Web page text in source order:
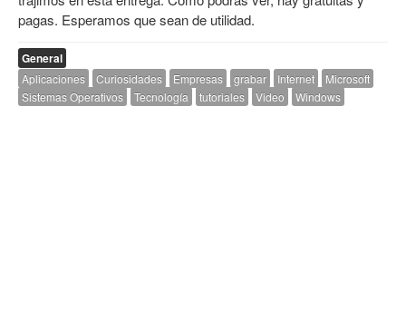
pagas. Esperamos que sean de utilidad.
General
Aplicaciones Curiosidades Empresas grabar Internet
Microsoft
Sistemas Operativos
Tecnología tutoriales Video Windows